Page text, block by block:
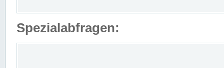
Spezialabfragen: